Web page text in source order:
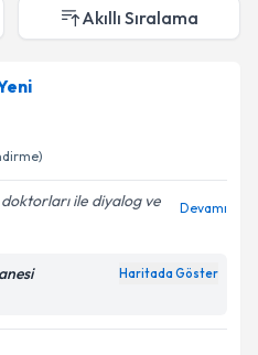
Akıllı Sıralama
ile diyalog ve
Devamı
Haritada Göster